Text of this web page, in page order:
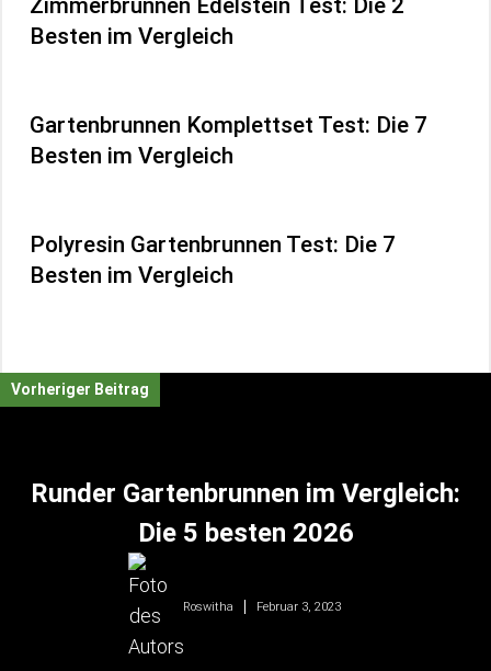
Besten im Vergleich
Gartenbrunnen Komplettset Test: Die 7
Besten im Vergleich
Polyresin Gartenbrunnen Test: Die 7
Besten im Vergleich
Vorheriger Beitrag
Runder Gartenbrunnen im Vergleich:
Die 5 besten 2026
Roswitha Februar 3, 2023